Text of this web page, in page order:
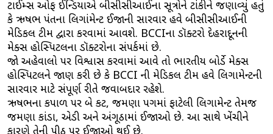
ટાઈમ્સ ઓફ ઈન્ડિયાએ બીસીસીઆઈના સૂત્રોને ટાંકીને જણાવ્યું હતું
કે ઋષભ પંતના લિગાંમેન્ટ ઈજાની સારવાર હવે બીસીસીઆઈની
મેડિકલ ટીમ દ્વારા કરવામાં આવશે. BCCIના ડૉક્ટરો દેહરાદૂનની
મેક્સ હોસ્પિટલના ડૉક્ટરોના સંપર્કમાં છે.
જાે અહેવાલો પર વિશ્વાસ કરવામાં આવે તો ભારતીય બોર્ડે મેક્સ
હોસ્પિટલને જાણ કરી છે કે BCCI ની મેડિકલ ટીમ હવે લિગામેન્ટની
સારવાર માટે સંપૂર્ણ રીતે જવાબદાર રહેશે.
ઋષભના કપાળ પર બે કટ, જમણા પગમાં ફાટેલી લિગામેન્ટ તેમજ
જમણા કાંડા, એડી અને અંગૂઠામાં ઈજાઓ છે. આ સાથે ખેંચીને